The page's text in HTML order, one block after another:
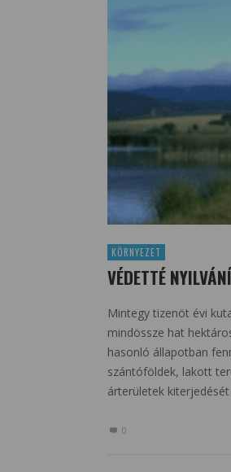
KÖRNYEZET
VÉDETTÉ
Mintegy tizenöt évi
mindössze hat
hasonló állapotban
szántóföldek, lakott
árterületek
0